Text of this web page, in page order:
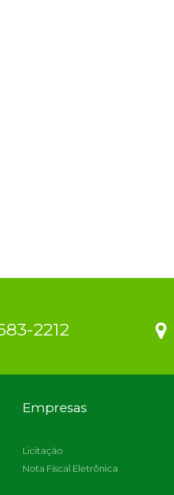
2212
Empresas
Licitação
Nota Fiscal Eletrônica